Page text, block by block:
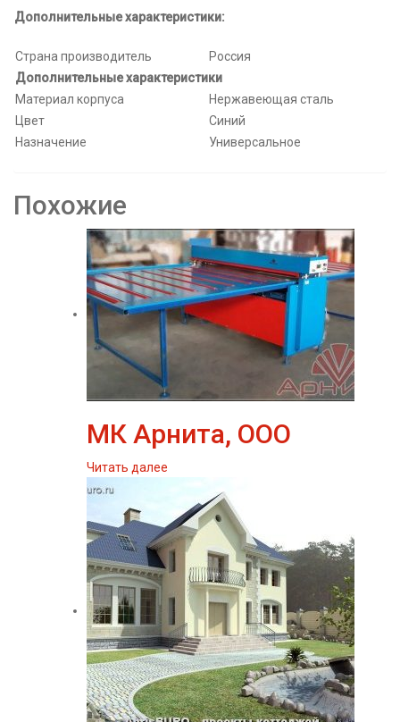
Дополнительные характеристики:
Страна производитель
Россия
Дополнительные характеристики
Материал корпуса
Нержавеющая сталь
Цвет
Синий
Назначение
Универсальное
Похожие
МК Арнита, ООО
Читать далее